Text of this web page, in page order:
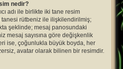
nedir?
adı ile birlikte iki tane resim
rütbeniz ile ilişkilendirilmiş;
şeklinde; mesaj panosundaki
mesaj sayısına göre değişkenlik
ise, çoğunlukla büyük boyda, her
avatar olarak bilinen bir resimdir.